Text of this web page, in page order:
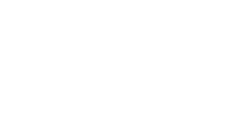
-以PackAge+配客嘉循環箱包裝寄出
含以上)免運費